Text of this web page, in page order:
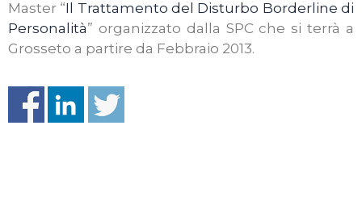
Master “Il Trattamento del Disturbo Borderline di
Personalità” organizzato dalla SPC che si terrà a
Grosseto a partire da Febbraio 2013.